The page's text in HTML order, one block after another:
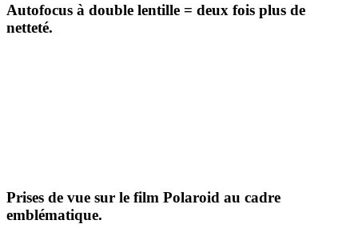
Autofocus à double lentille = deux fois plus de
netteté.
Prises de vue sur le film Polaroid au cadre
emblématique.